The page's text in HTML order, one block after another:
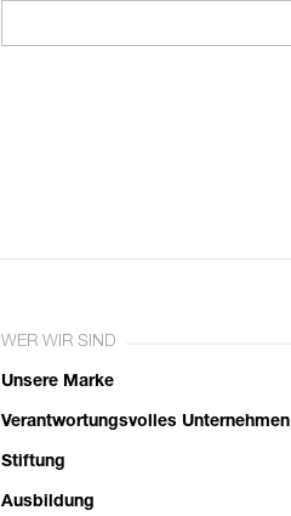
WER WIR SIND
Unsere Marke
Verantwortungsvolles Unternehmen
Stiftung
Ausbildung